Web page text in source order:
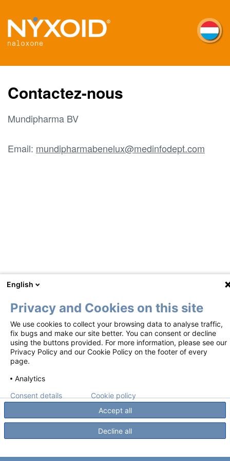
main
content
Contactez-nous
Mundipharma BV
Email: mundipharmabenelux@medinfodept.com
FooterConditions d'utilisation
Avis de confidentialité
Politique en matière de cookies
Contactez-nous
Ces documents sont mis à disposition conformément à un PGR de l'EMA.t.
réservés. Numéro de poste: SciA-NYX-2400011 | Date de préparation :
02/2025.
English
Privacy and Cookies on this site
We use cookies to collect your browsing data to analyse traffic,
fix bugs and make our site better. You can consent or decline
using the buttons provided. For more information, please see our
Privacy Policy and our Cookie Policy on the footer of every
page.
Analytics
Accept all
Decline all
Consent details Cookie policy